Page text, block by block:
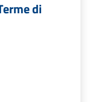
di